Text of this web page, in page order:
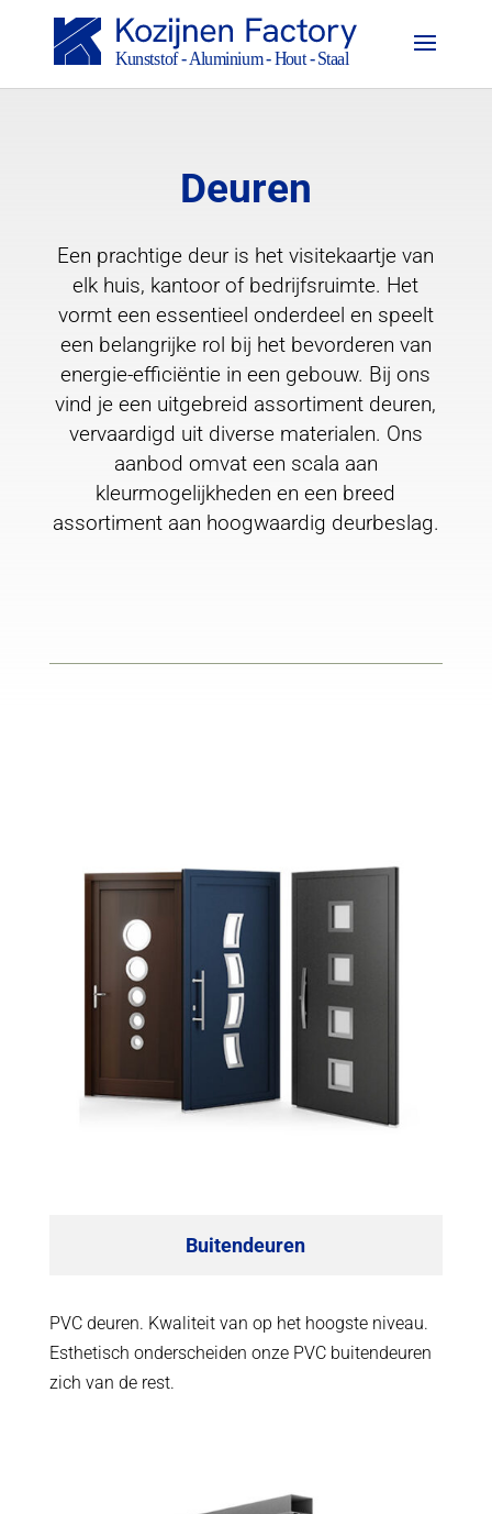
Deuren
Een prachtige deur is het visitekaartje van
elk huis, kantoor of bedrijfsruimte. Het
vormt een essentieel onderdeel en speelt
een belangrijke rol bij het bevorderen van
energie-efficiëntie in een gebouw. Bij ons
vind je een uitgebreid assortiment deuren,
vervaardigd uit diverse materialen. Ons
aanbod omvat een scala aan
kleurmogelijkheden en een breed
assortiment aan hoogwaardig deurbeslag.
Buitendeuren
PVC deuren. Kwaliteit van op het hoogste niveau.
Esthetisch onderscheiden onze PVC buitendeuren
zich van de rest.